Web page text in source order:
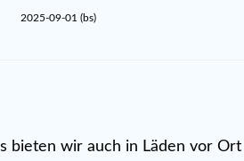
2025-09-01 (bs)
bieten wir auch in Läden vor Ort